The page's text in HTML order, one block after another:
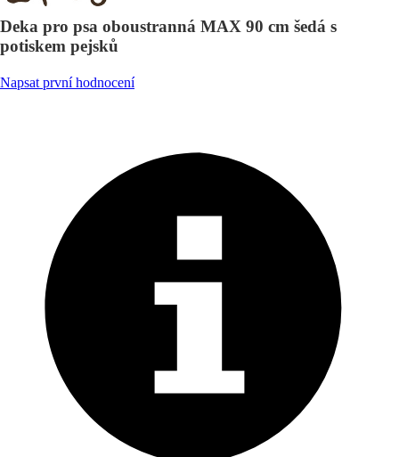
Deka pro psa oboustranná MAX 90 cm šedá s
potiskem pejsků
Napsat první hodnocení